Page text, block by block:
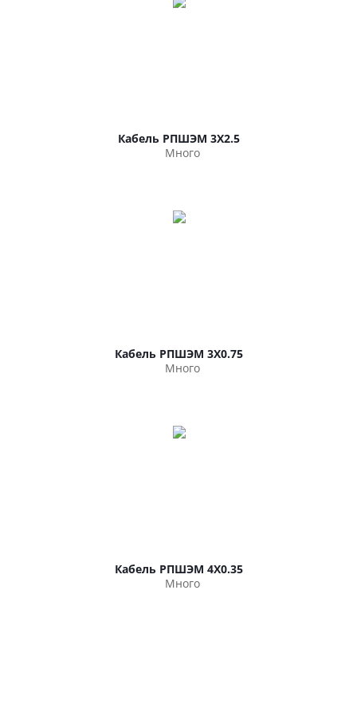
Кабель РПШЭМ 3Х2.5
Много
Кабель РПШЭМ 3Х0.75
Много
Кабель РПШЭМ 4Х0.35
Много